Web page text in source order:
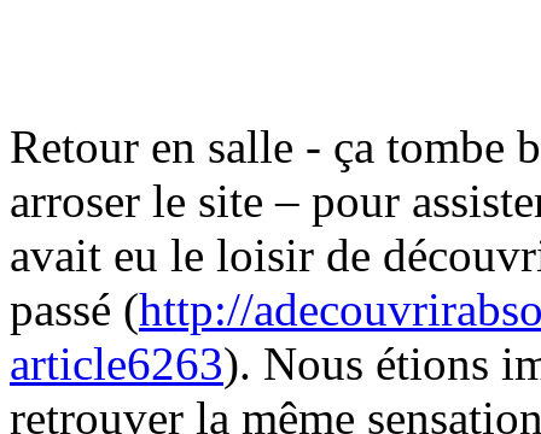
Retour en salle - ça tombe
arroser le site – pour
avait eu le loisir de
passé (http://
article6263). Nous étions
retrouver la même